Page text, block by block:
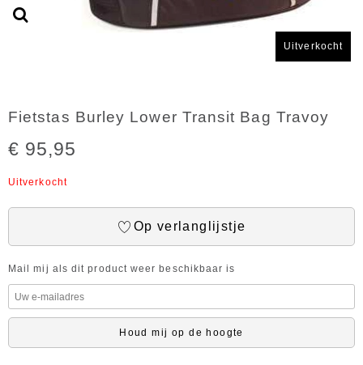
Uitverkocht
Fietstas Burley Lower Transit Bag Travoy
€ 95,95
Uitverkocht
Op verlanglijstje
Mail mij als dit product weer beschikbaar is
Houd mij op de hoogte